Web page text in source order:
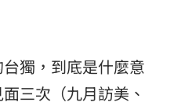
獨，到底是什麼意
三次（九月訪美、